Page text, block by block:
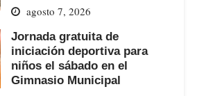
agosto 7, 2026
Jornada gratuita de
iniciación deportiva para
niños el sábado en el
Gimnasio Municipal